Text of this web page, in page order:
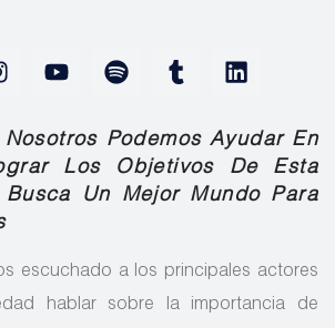
Podemos Ayudar En
Los Objetivos De Esta
Un Mejor Mundo Para
escuchado a los principales actores
hablar sobre la importancia de